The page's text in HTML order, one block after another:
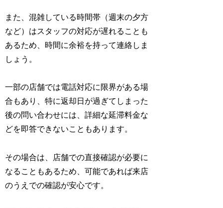
また、混雑している時間帯（週末の夕方
など）はスタッフの対応が遅れることも
あるため、時間に余裕を持って連絡しま
しょう。
一部の店舗では電話対応に限界がある場
合もあり、特に返却日が過ぎてしまった
後の問い合わせには、詳細な延滞料金な
どを即答できないこともあります。
その場合は、店舗での直接確認が必要に
なることもあるため、可能であれば来店
のうえでの確認が安心です。